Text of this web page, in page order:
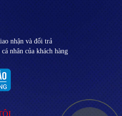
nhận và đổi trả
nhân của khách hàng